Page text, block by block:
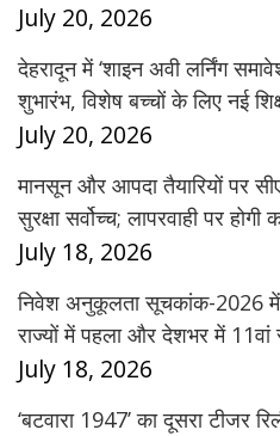
July 20, 2026
देहरादून में ‘शाइन अवी लर्निंग
शुभारंभ, विशेष बच्चों के लिए नई
July 20, 2026
मानसून और आपदा तैयारियों पर
सुरक्षा सर्वोच्च; लापरवाही पर होगी
July 18, 2026
निवेश अनुकूलता सूचकांक-2026 में
राज्यों में पहला और देशभर में 11वां
July 18, 2026
‘बटवारा 1947’ का दूसरा टीजर